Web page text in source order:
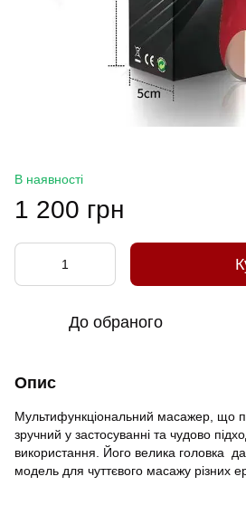
В наявності
1 200 грн
До обраного
Опис
Мультифункціональний масажер, що
зручний у застосуванні та чудово
використання. Його велика головка
модель для чуттєвого масажу різних